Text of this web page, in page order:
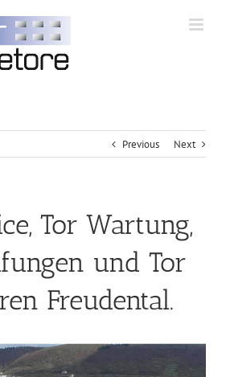
Previous Next
Tor Wartung,
und Tor
Freudental.